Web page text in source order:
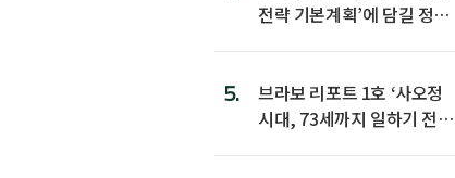
전략 기본계획’에 담길 정책
5.
브라보 리포트 1호 ‘사오정
시대, 73세까지 일하기 전략’